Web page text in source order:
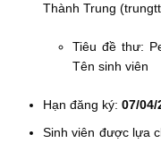
Thành Trung
Tiêu đề thư:
Tên sinh viên
Hạn đăng ký:07/04/
Sinh viên được lựa